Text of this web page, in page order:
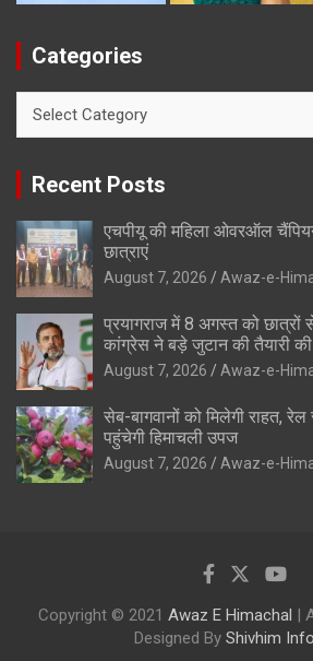
Categories
Recent Posts
एचपीयू की महिला ओवरऑल
छात्राएं
August 7, 2026 Awaz-e-
प्रयागराज में 8 अगस्त को छात्रों
कांग्रेस ने बड़े जुटान की तैयारी की
August 7, 2026 Awaz-e-
सेब-बागवानों को मिलेगी राहत,
पहुंचेगी हिमाचली उपज
August 7, 2026 Awaz-e-
Copyright © 2021 Awaz E Himachal |
Designed By Shivhim